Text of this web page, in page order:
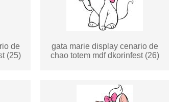
de
(25)
gata marie display cenario de
chao totem mdf dkorinfest (26)